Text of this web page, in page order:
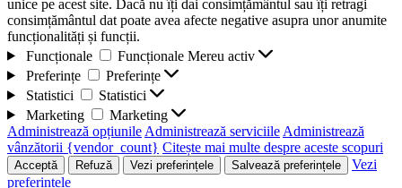
unice pe acest site. Dacă nu îți dai consimțământul sau îți retragi
consimțământul dat poate avea afecte negative asupra unor anumite
funcționalități și funcții.
Funcționale
Funcționale Mereu activ
Preferințe
Preferințe
Statistici
Statistici
Marketing
Marketing
Administrează opțiunile Administrează serviciile Administrează
vânzătorii {vendor_count} Citește mai multe despre aceste scopuri
Acceptă Refuză Vezi preferințele Salvează preferințele
Vezi
preferințele